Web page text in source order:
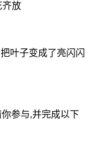
放
叶子变成了亮闪闪
参与,并完成以下